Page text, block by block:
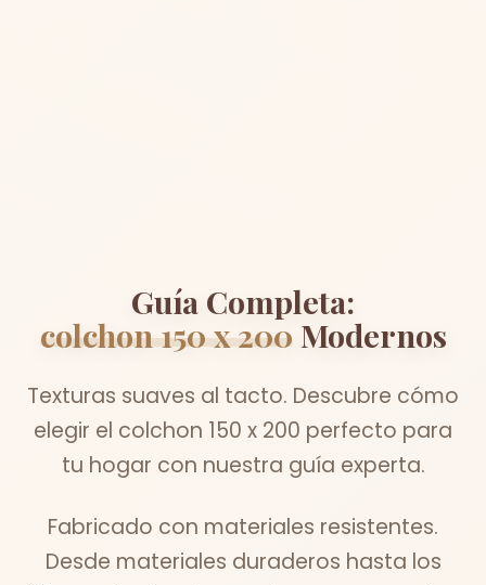
Guía Completa:
colchon 150 x 200Modernos
Texturas suaves al tacto. Descubre cómo
elegir el colchon 150 x 200 perfecto para
tu hogar con nuestra guía experta.
Fabricado con materiales resistentes.
Desde materiales duraderos hasta los